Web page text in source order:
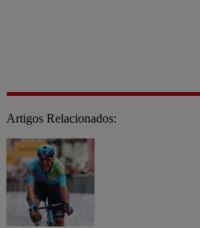
Artigos Relacionados: